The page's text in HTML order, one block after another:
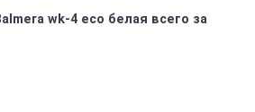
wk-4 eco белая всего за